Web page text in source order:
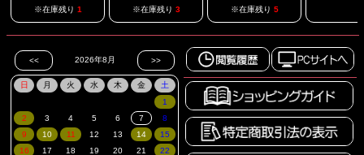
※在庫残り 1 ※在庫残り 3 ※在庫残り 5